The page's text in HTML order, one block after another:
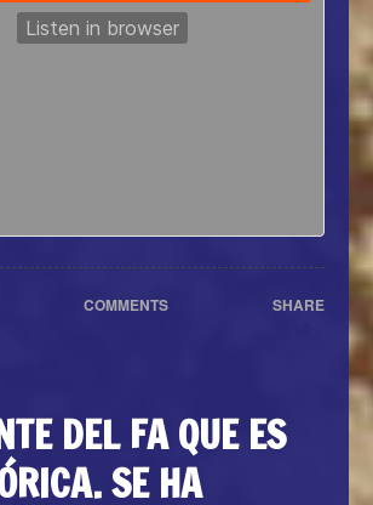
COMMENTS SHARE
DEL FA QUE ES
SE HA